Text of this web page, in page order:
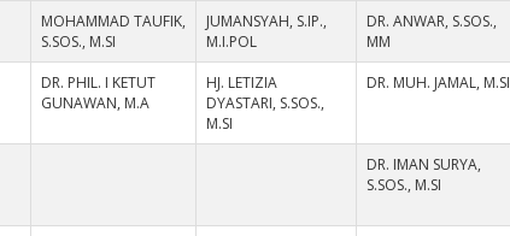
MOHAMMAD TAUFIK,
S.SOS., M.SI
JUMANSYAH, S.IP.,
M.I.POL
DR. ANWAR, S.SOS.,
MM
DR. PHIL. I KETUT
GUNAWAN, M.A
HJ. LETIZIA
DYASTARI, S.SOS.,
M.SI
DR. MUH. JAMAL, M.SI
DR. IMAN SURYA,
S.SOS., M.SI